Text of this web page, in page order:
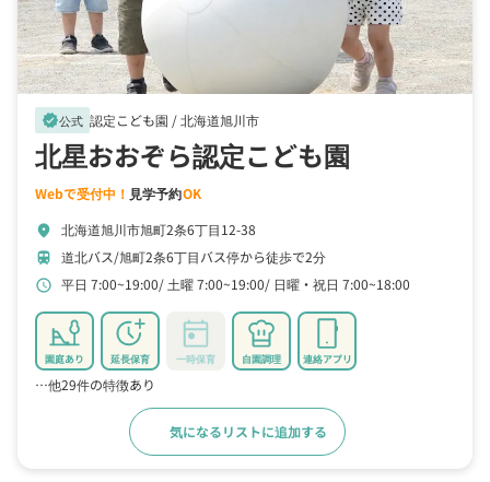
verified公式 認定こども園 /北海道旭川市
北星おおぞら認定こども園
Webで受付中！ 見学予約OK
location_on 北海道旭川市旭町2条6丁目12-38
train 道北バス/旭町2条6丁目バス停から徒歩で2分
schedule 平日 7:00~19:00 土曜 7:00~19:00 日曜・祝日 7:00~18:00
園庭あり 延長保育 一時保育 自園調理 連絡アプリ
…他29件の特徴あり
気になるリストに追加する